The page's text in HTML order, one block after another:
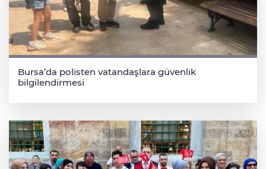
Bursa’da polisten vatandaşlara güvenlik
bilgilendirmesi